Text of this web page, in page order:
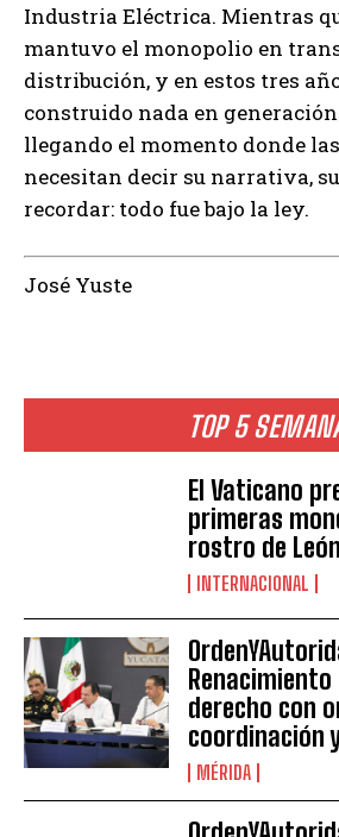
TOP 5
El Vaticano
primeras
rostro de
INTERNACIONAL
Renacimiento
derecho con
coordinación
MÉRIDA
Industria Eléctrica. Mientras
mantuvo el monopolio en
distribución, y en estos tres
construido nada en
llegando el momento donde
necesitan decir su narrativa,
recordar: todo fue bajo la ley.
José Yuste